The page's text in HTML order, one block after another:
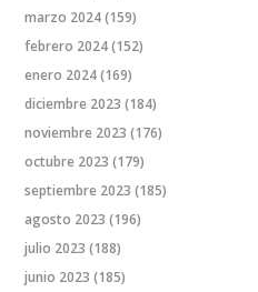
marzo 2024(159)
febrero 2024(152)
enero 2024(169)
diciembre 2023 (184)
noviembre 2023 (176)
octubre 2023 (179)
septiembre 2023 (185)
agosto 2023 (196)
julio 2023 (188)
junio 2023 (185)